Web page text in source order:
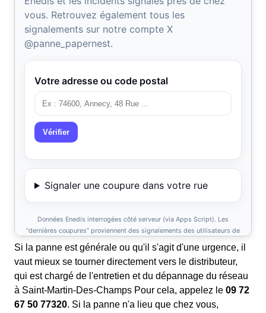
Si la panne est générale ou qu'il s'agit d'une urgence, il
vaut mieux se tourner directement vers le distributeur,
qui est chargé de l'entretien et du dépannage du réseau
à Saint-Martin-Des-Champs Pour cela, appelez le 09 72
67 50 77320. Si la panne n'a lieu que chez vous,